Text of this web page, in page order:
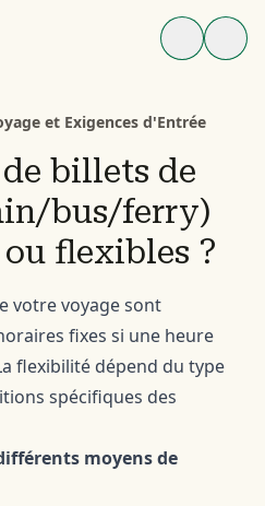
et Exigences d'Entrée
billets de
bus/ferry)
flexibles ?
votre voyage sont
fixes si une heure
flexibilité dépend du type
spécifiques des
moyens de